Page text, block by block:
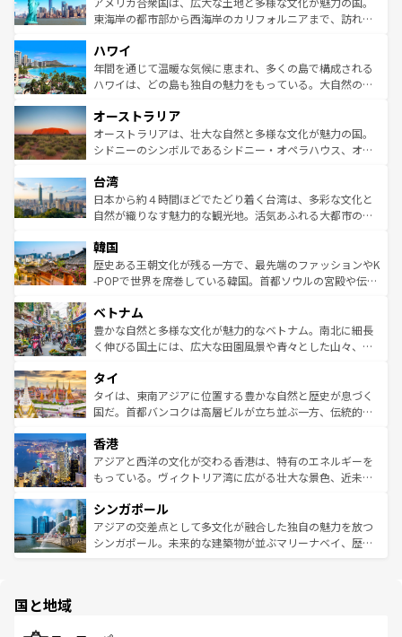
ことができる。国民の所得が高いため物価も高いが、旅行
ば市内交通費無料で観光を楽しむこともできる。 なお、新
着のスイス情報はコンテンツ一覧 を参照してほしい。
東海岸の都市部から西海岸のカリフォルニアまで、訪れる
のような巨大都市は、観光、ショッピング、エンターテイ
ンメントが詰まった刺激的なスポットだ。一方、アメリカ
西部には大自然が広がり、グランドキャニオンやイエロー
部のニューオーリンズでは、音楽と美食が融合した独特の
文化が魅力。旅行者はアメリカの各地域で異なる魅力を楽
しみながら、その多様性と豊かな歴史を感じることができ
ならではの贅沢な旅のスタイルだ。 なお、新着のアメリカ
情報はコンテンツ一覧を参照してほしい。
ハワイ
年間を通じて温暖な気候に恵まれ、多くの島で構成される
ハワイは、どの島も独自の魅力をもっている。大自然の神
ワイ島は見逃せない。また、定番の観光地といえばオアフ
島だが、静かな自然を求めるならマウイ島やカウアイ島が
おすすめ。エメラルドグリーンに輝く海をはじめ、豊かな
れるおもてなしの心で訪れる人々を迎えてくれるハワイの
人々、おいしいローカルフードやハワイアンミュージッ
ク、伝統的なフラダンスなど、すべてがハワイの魅力を彩
ワイを、存分に味わってほしい。 なお、新着のハワイ情報
はコンテンツ一覧を参照してほしい。
オーストラリア
オーストラリアは、壮大な自然と多様な文化が魅力の国。
シドニーのシンボルであるシドニー・オペラハウス、オー
リアリーフや大陸中央部にそびえるウルル（エアーズロッ
ク）、タスマニアの美しい原生林やケアンズの熱帯雨林な
ど、見どころがたくさん。また、カフェやワイン、オージ
いる。アクティビティも充実しており、サーフィンやダイ
ビング、ハイキングなど、アウトドア好きにはたまらな
い。オーストラリアの多彩な魅力を存分に味わいつくそ
参照してほしい。
台湾
日本から約４時間ほどでたどり着く台湾は、多彩な文化と
自然が織りなす魅力的な観光地。活気あふれる大都市の台
ン）、静ひつな山岳地帯である台湾東部など、都市の喧騒
と山間の静けさが共存しており、訪れる人に新しい発見と
驚きをもたらしてくれる。また、奥深い台湾の食文化も魅
容にもいいと評判のスイーツなど、バラエティ豊かな料理
が味わえる。 なお、新着の台湾情報は コンテンツ一覧を参
照してほしい。
韓国
歴史ある王朝文化が残る一方で、最先端のファッションやK
-POPで世界を席巻している韓国。首都ソウルの宮殿や伝統
き、地方に足を延ばせば四季折々の自然美を楽しむことが
できる。そして、キムチや焼肉、絶品のストリートフード
まで、さまざまな韓国料理が待っている。夜には、韓国な
リティに包まれながら、韓国の多彩な魅力を心ゆくまで味
わってみてほしい。 なお、新着の韓国情報はコンテンツ一
覧を参照してほしい。
ベトナム
豊かな自然と多様な文化が魅力的なベトナム。南北に細長
く伸びる国土には、広大な田園風景や青々とした山々、世
急速な発展と共に伝統が息づく。ハノイの古い町並みやホ
ーチミン市のフランス統治時代の建物も、独特の雰囲気を
醸し出している。また、バラエティの豊かさとおいしさで
とつ。フォーやバインミー、ベトナムコーヒーなどは、ぜ
ひ現地で味わいたい。どの地域を訪れてもあたたかい人々
が旅行者を迎えてくれるので、きっと忘れられない旅にな
参照してほしい。
タイ
タイは、東南アジアに位置する豊かな自然と歴史が息づく
国だ。首都バンコクは高層ビルが立ち並ぶ一方、伝統的な
の活気が交差している。北部ではチェンマイなどの山岳地
帯で自然と触れ合い、南部ではプーケットやクラビの美し
いビーチでリゾート気分を楽しむことができる。タイ料理
激する。気候は一年中温暖で、どの季節にも異なる楽しみ
が待っている。親しみやすいタイの人々、仏教を中心とし
た文化、そして多様な観光資源が、訪れる旅人を魅了し続
香港
アジアと西洋の文化が交わる香港は、特有のエネルギーを
もっている。ヴィクトリア湾に広がる壮大な景色、近未来
み、どこを訪れても感動するはず。観光スポットが密集し
ており、効率よく見どころを回れるのも魅力。息をのむよ
うな絶景から文化的な体験まで、香港を存分に楽しみ尽く
シンガポール
アジアの交差点として多文化が融合した独自の魅力を放つ
シンガポール。未来的な建築物が並ぶマリーナベイ、歴史
国と地域